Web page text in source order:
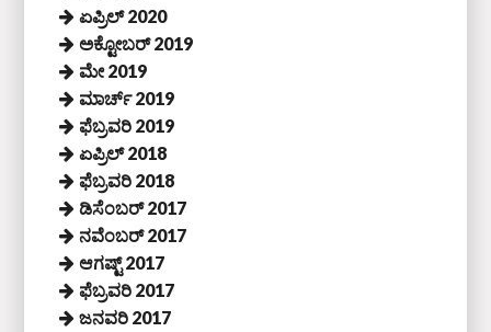
ಏಪ್ರಿಲ್ 2020
ಅಕ್ಟೋಬರ್ 2019
ಮೇ 2019
ಮಾರ್ಚ್ 2019
ಫೆಬ್ರವರಿ 2019
ಏಪ್ರಿಲ್ 2018
ಫೆಬ್ರವರಿ 2018
ಡಿಸೆಂಬರ್ 2017
ನವೆಂಬರ್ 2017
ಆಗಷ್ಟ್ 2017
ಫೆಬ್ರವರಿ 2017
ಜನವರಿ 2017